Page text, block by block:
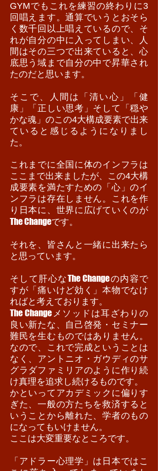
GYMでもこれを練習の終わりに3
回唱えます。通算でいうとおそら
く数千回以上唱えているので、そ
れが自分の中に入ってしまい、人
間はその三つで出来ていると、心
底思う域まで自分の中で昇華され
たのだと思います。
そこで、人間は「清い心」「健
康」「正しい思考」そして「穏や
かな魂」のこの4大構成要素で出来
ていると感じるようになりまし
た。
これまでに全国に体のインフラは
ここまで出来ましたが、この4大構
成要素を満たすための「心」のイ
ンフラは存在しません。これを作
り日本に、世界に広げていくのが
The Changeです。
それを、皆さんと一緒に出来たら
と思っています。
そして肝心なThe Changeの内容で
すが「痛いけど効く」本物でなけ
ればと考えております。
The Change メソッドは耳ざわりの
良い新たな、自己啓発・セミナー
難民を生むものではありません。
なので、これで完成ということは
なく、アントニオ・ガウディのサ
グラダファミリアのように作り続
け真理を追求し続けるものです。
かといってアカデミックに偏りす
ぎた、一般の方たちを救済すると
いうことから離れた、学者のもの
になってもいけません。
ここは大変重要なところです。
「アドラー心理学」は日本ではこ